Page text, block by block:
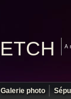
Galerie photo